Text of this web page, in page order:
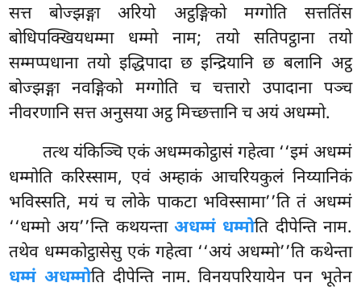
सत्त बोज्झङ्गा अरियो अट्ठङ्गिको मग्गोति सत्ततिंस
बोधिपक्खियधम्मा धम्मो नाम; तयो सतिपट्ठाना तयो
सम्मप्पधाना तयो इद्धिपादा छ इन्द्रियानि छ बलानि अट्ठ
बोज्झङ्गा नवङ्गिको मग्गोति च चत्तारो उपादाना पञ्च
नीवरणानि सत्त अनुसया अट्ठ मिच्छत्तानि च अयं अधम्मो.
तत्थ यंकिञ्चि एकं अधम्मकोट्ठासं गहेत्वा ‘‘इमं अधम्मं
धम्मोति करिस्साम, एवं अम्हाकं आचरियकुलं निय्यानिकं
भविस्सति, मयं च लोके पाकटा भविस्सामा’’ति तं अधम्मं
‘‘धम्मो अय’’न्ति कथयन्ता अधम्मं धम्मोति दीपेन्ति नाम.
तथेव धम्मकोट्ठासेसु एकं गहेत्वा ‘‘अयं अधम्मो’’ति कथेन्ता
धम्मं अधम्मोति दीपेन्ति नाम. विनयपरियायेन पन भूतेन